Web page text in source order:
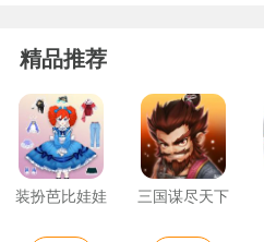
精品推荐
装扮芭比娃娃 三国谋尽天下